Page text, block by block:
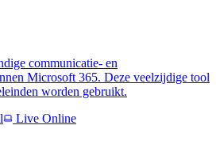
communicatie- en
Microsoft 365. Deze veelzijdige tool
worden gebruikt.
Live Online